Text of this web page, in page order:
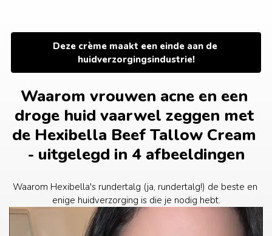
inhoud
Deze crème maakt een einde aan de
huidverzorgingsindustrie!
Waarom vrouwen acne en een
droge huid vaarwel zeggen met
de Hexibella Beef Tallow Cream
- uitgelegd in 4 afbeeldingen
Waarom Hexibella's rundertalg (ja, rundertalg!) de beste en
enige huidverzorging is die je nodig hebt.